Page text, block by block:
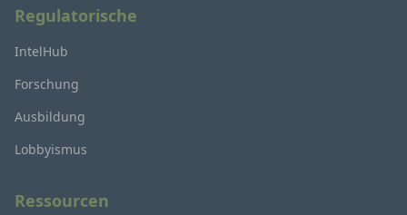
Regulatorische
IntelHub
Forschung
Ausbildung
Lobbyismus
Ressourcen